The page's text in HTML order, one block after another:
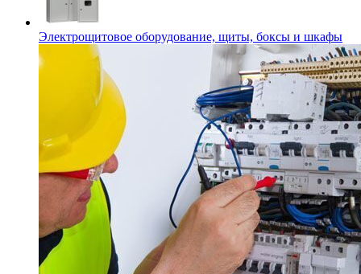
Электрощитовое оборудование, щиты, боксы и шкафы